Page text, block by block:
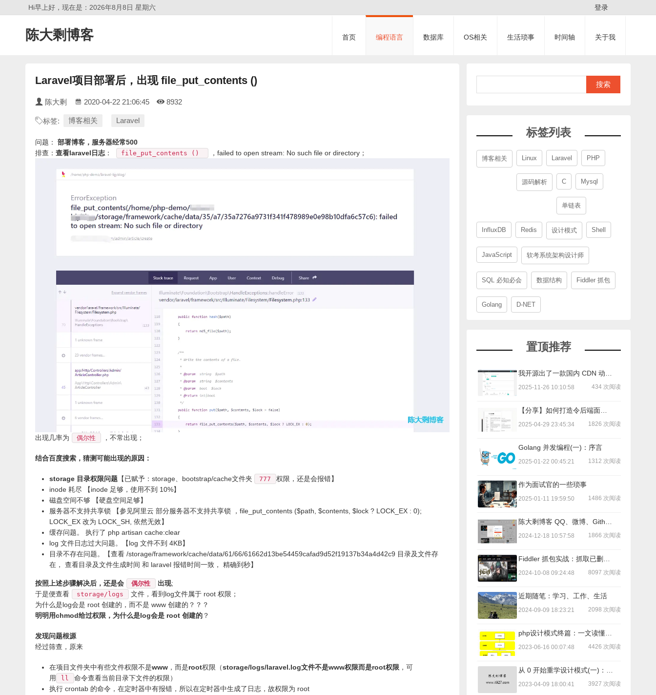
Hi早上好，现在是：2026年8月8日 星期六 登录
陈大剩博客 首页 编程语言 数据库 OS相关 生活琐事 时间轴 关于我
Laravel项目部署后，出现 file_put_contents ()
陈大剩 2020-04-22 21:06:45 8932
标签: 博客相关 Laravel
问题： 部署博客，服务器经常500
排查： 查看laravel日志 ： file_put_contents () ，failed to open stream: No such file or directory；
出现几率为 偶尔性 ，不常出现；
结合百度搜索，猜测可能出现的原因：
storage 目录权限问题 【已赋予：storage、bootstrap/cache文件夹 777
权限，还是会报错】
inode 耗尽 【inode 足够，使用不到 10%】
磁盘空间不够 【硬盘空间足够】
服务器不支持共享锁 【参见阿里云 部分服务器不支持共享锁 ，file_put_contents ($path, $contents, $lock ? LOCK_EX : 0);
LOCK_EX 改为 LOCK_SH, 依然无效】
缓存问题。 执行了 php artisan cache:clear
log 文件日志过大问题。【log 文件不到 4KB】
目录不存在问题。【查看 /storage/framework/cache/data/61/66/61662d13be54459cafad9d52f19137b34a4d42c9 目录及文件存
在， 查看目录及文件生成时间 和 laravel 报错时间一致， 精确到秒】
按照上述步骤解决后，还是会 偶尔性 出现;
于是便查看
storage/logs
文件，看到log文件属于 root 权限；
为什么是log会是 root 创建的，而不是 www 创建的？？？
明明用chmod给过权限，为什么是log会是 root 创建的 ？
发现问题根源
经过筛查，原来
在项目文件夹中有些文件权限不是www ，而是root权限（storage/logs/laravel.log文件不是www权限而是root权限 ，可
用
ll
命令查看当前目录下文件的权限）
执行 crontab 的命令，在定时器中有报错，所以在定时器中生成了日志，故权限为 root
搜索
标签列表
博客相关 Linux Laravel PHP
源码解析 C Mysql
单链表
InfluxDB Redis 设计模式 Shell
JavaScript 软考系统架构设计师
SQL 必知必会 数据结构 Fiddler 抓包
Golang D-NET
置顶推荐
2025-11-26 10:10:58 434 次阅读
2025-04-29 23:45:34 1826 次阅读
Golang 并发编程(一)：序言
2025-01-22 00:45:21 1312 次阅读
作为面试官的一些琐事
2025-01-11 19:59:50 1486 次阅读
2024-12-18 10:57:58 1866 次阅读
2024-10-08 09:24:48 8097 次阅读
近期随笔：学习、工作、生活
2024-09-09 18:23:21 2098 次阅读
2023-06-16 00:07:48 4426 次阅读
2023-04-09 18:00:41 3927 次阅读